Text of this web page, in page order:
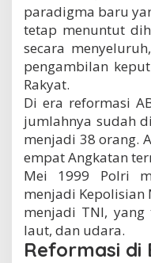
paradigma baru
tetap menuntut
secara
pengambilan
Rakyat.
Di era reformasi
jumlahnya sudah
menjadi 38 orang.
empat Angkatan
Mei 1999 Polri
menjadi Kepolisian
menjadi TNI,
laut, dan udara.
Reformasi di